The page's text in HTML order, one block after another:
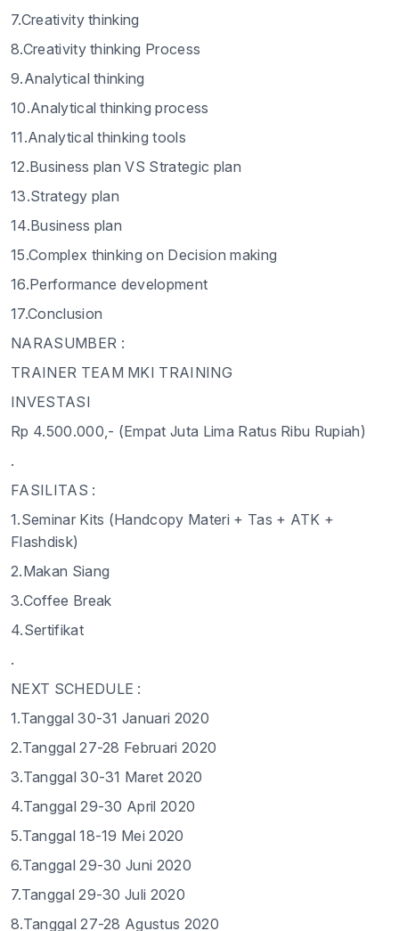
7.Creativity thinking
8.Creativity thinking Process
9.Analytical thinking
10.Analytical thinking process
11.Analytical thinking tools
12.Business plan VS Strategic plan
13.Strategy plan
14.Business plan
15.Complex thinking on Decision making
16.Performance development
17.Conclusion
NARASUMBER :
TRAINER TEAM MKI TRAINING
INVESTASI
Rp 4.500.000,- (Empat Juta Lima Ratus Ribu Rupiah)
.
FASILITAS :
1.Seminar Kits (Handcopy Materi + Tas + ATK +
Flashdisk)
2.Makan Siang
3.Coffee Break
4.Sertifikat
.
NEXT SCHEDULE :
1.Tanggal 30-31 Januari 2020
2.Tanggal 27-28 Februari 2020
3.Tanggal 30-31 Maret 2020
4.Tanggal 29-30 April 2020
5.Tanggal 18-19 Mei 2020
6.Tanggal 29-30 Juni 2020
7.Tanggal 29-30 Juli 2020
8.Tanggal 27-28 Agustus 2020